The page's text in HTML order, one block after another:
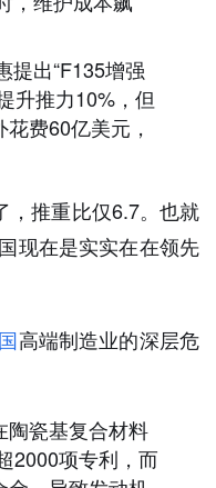
提出“F135增强
升推力10%，但
费60亿美元，
，推重比仅6.7。也就
现在是实实在在领先
高端制造业的深层危
陶瓷基复合材料
2000项专利，而